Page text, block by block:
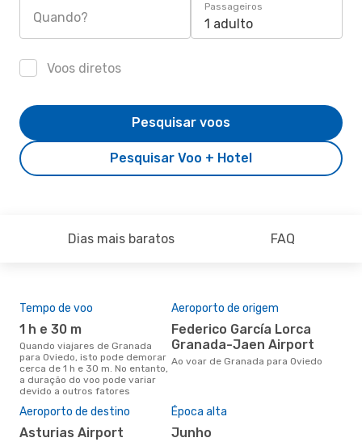
Quando?
Passageiros
1 adulto
Voos diretos
Pesquisar Voo + Hotel
Pesquisar voos
Dias mais baratos FAQ
Tempo de voo
1 h e 30 m
Quando viajares de Granada
para Oviedo, isto pode demorar
cerca de 1 h e 30 m. No entanto,
a duração do voo pode variar
devido a outros fatores
Aeroporto de origem
Federico García Lorca
Granada-Jaen Airport
Ao voar de Granada para Oviedo
Aeroporto de destino
Asturias Airport
Época alta
junho